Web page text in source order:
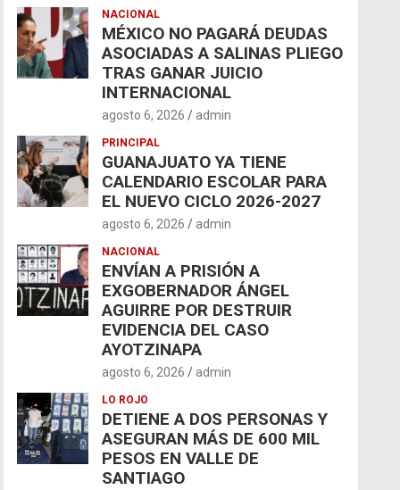
NACIONAL
MÉXICO NO PAGARÁ DEUDAS
ASOCIADAS A SALINAS PLIEGO
TRAS GANAR JUICIO
INTERNACIONAL
agosto 6, 2026 admin
PRINCIPAL
GUANAJUATO YA TIENE
CALENDARIO ESCOLAR PARA
EL NUEVO CICLO 2026-2027
agosto 6, 2026 admin
NACIONAL
ENVÍAN A PRISIÓN A
EXGOBERNADOR ÁNGEL
AGUIRRE POR DESTRUIR
EVIDENCIA DEL CASO
AYOTZINAPA
agosto 6, 2026 admin
LO ROJO
DETIENE A DOS PERSONAS Y
ASEGURAN MÁS DE 600 MIL
PESOS EN VALLE DE
SANTIAGO